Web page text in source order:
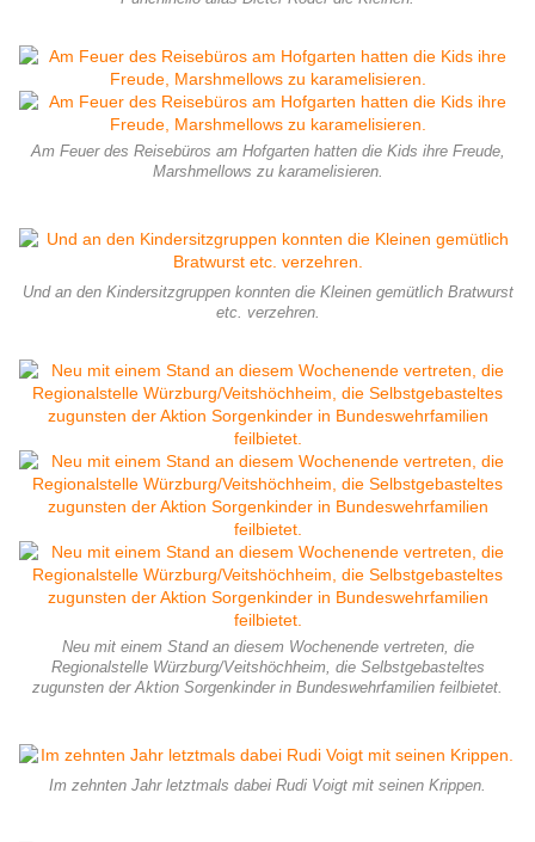
Am Feuer des Reisebüros am Hofgarten hatten die Kids ihre Freude,
Marshmellows zu karamelisieren.
Und an den Kindersitzgruppen konnten die Kleinen gemütlich Bratwurst
etc. verzehren.
Neu mit einem Stand an diesem Wochenende vertreten, die
Regionalstelle Würzburg/Veitshöchheim, die Selbstgebasteltes
zugunsten der Aktion Sorgenkinder in Bundeswehrfamilien feilbietet.
Im zehnten Jahr letztmals dabei Rudi Voigt mit seinen Krippen.